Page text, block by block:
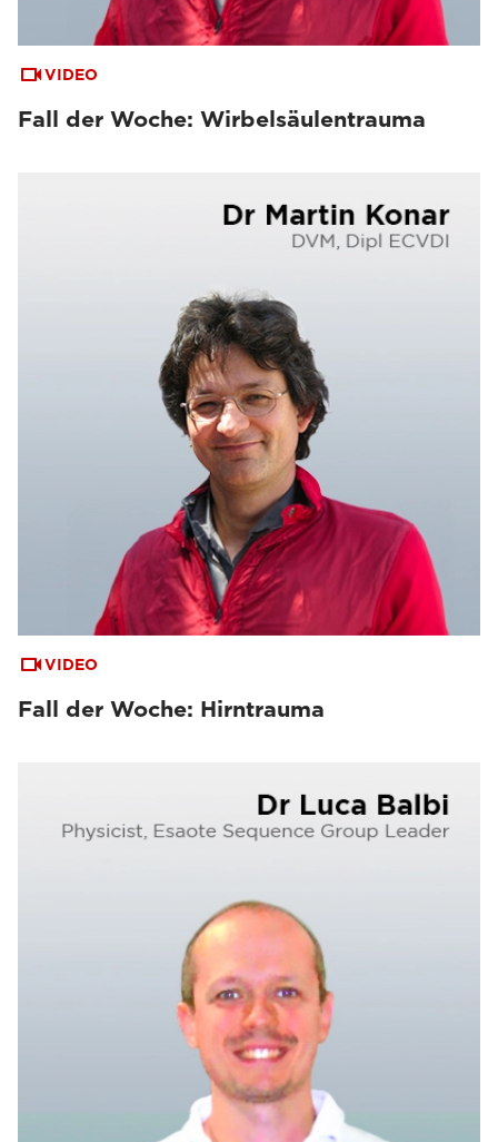
VIDEO
Fall der Woche: Wirbelsäulentrauma
VIDEO
Fall der Woche: Hirntrauma